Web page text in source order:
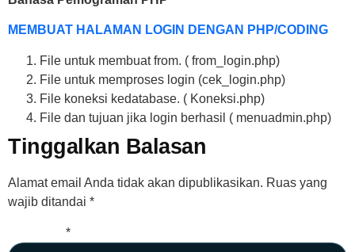
MEMBUAT HALAMAN LOGIN DENGAN PHP/CODING
File untuk membuat from. ( from_login.php)
File untuk memproses login (cek_login.php)
File koneksi kedatabase. ( Koneksi.php)
File dan tujuan jika login berhasil ( menuadmin.php)
Tinggalkan Balasan
Alamat email Anda tidak akan dipublikasikan. Ruas yang
wajib ditandai *
*